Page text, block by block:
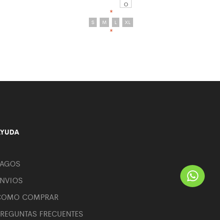
*
S
M L
XL
*
COMPRAR
FRECUENTES